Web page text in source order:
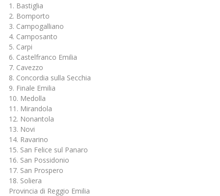
1. Bastiglia
2. Bomporto
3. Campogalliano
4. Camposanto
5. Carpi
6. Castelfranco Emilia
7. Cavezzo
8. Concordia sulla Secchia
9. Finale Emilia
10. Medolla
11. Mirandola
12. Nonantola
13. Novi
14. Ravarino
15. San Felice sul Panaro
16. San Possidonio
17. San Prospero
18. Soliera
Provincia di Reggio Emilia